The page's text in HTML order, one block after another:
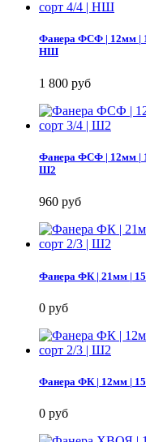
Фанера ФСФ | 12мм |
НШ
1 800 руб
Фанера ФСФ | 12мм |
Ш2
960 руб
Фанера ФК | 21мм |
0 руб
Фанера ФК | 12мм |
0 руб